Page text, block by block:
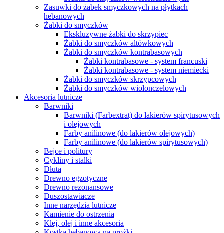
Zasuwki do żabek smyczkowych na płytkach
hebanowych
Żabki do smyczków
Ekskluzywne żabki do skrzypiec
Żabki do smyczków altówkowych
Żabki do smyczków kontrabasowych
Żabki kontrabasowe - system francuski
Żabki kontrabasowe - system niemiecki
Żabki do smyczków skrzypcowych
Żabki do smyczków wiolonczelowych
Akcesoria lutnicze
Barwniki
Barwniki (Farbextrat) do lakierów spirytusowych
i olejowych
Farby anilinowe (do lakierów olejowych)
Farby anilinowe (do lakierów spirytusowych)
Bejce i politury
Cykliny i stalki
Dłuta
Drewno egzotyczne
Drewno rezonansowe
Duszostawiacze
Inne narzędzia lutnicze
Kamienie do ostrzenia
Klej, olej i inne akcesoria